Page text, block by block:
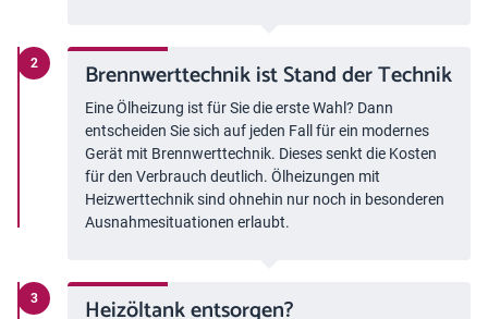
Brennwerttechnik ist Stand der Technik
Eine Ölheizung ist für Sie die erste Wahl? Dann
entscheiden Sie sich auf jeden Fall für ein modernes
Gerät mit Brennwerttechnik. Dieses senkt die Kosten
für den Verbrauch deutlich. Ölheizungen mit
Heizwerttechnik sind ohnehin nur noch in besonderen
Ausnahmesituationen erlaubt.
Heizöltank entsorgen?